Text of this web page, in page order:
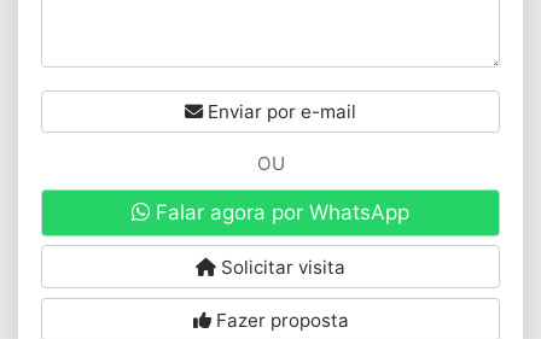
Enviar por e-mail
OU
Falar agora por WhatsApp
Solicitar visita
Fazer proposta